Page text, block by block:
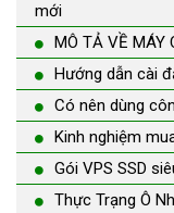
mới
MÔ TẢ VỀ MÁY
Hướng dẫn cài
Có nên dùng
Kinh nghiệm
Gói VPS SSD
Thực Trạng Ô